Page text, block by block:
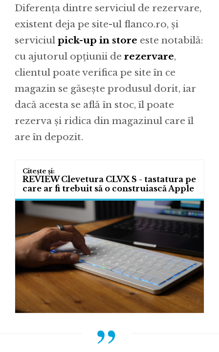
Diferența dintre serviciul de rezervare,
existent deja pe site-ul flanco.ro, și
serviciul pick-up in store este notabilă:
cu ajutorul opțiunii de rezervare,
clientul poate verifica pe site în ce
magazin se găsește produsul dorit, iar
dacă acesta se află în stoc, îl poate
rezerva și ridica din magazinul care îl
are în depozit.
REVIEW Clevetura CLVX S - tastatura pe
care ar fi trebuit să o construiască Apple